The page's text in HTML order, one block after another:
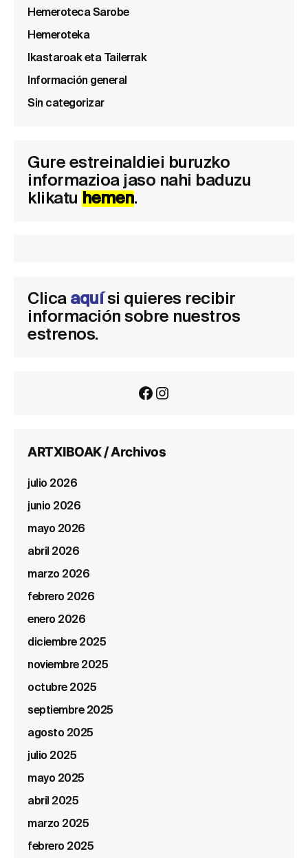
Hemeroteca Sarobe
Hemeroteka
Ikastaroak eta Tailerrak
Información general
Sin categorizar
Gure estreinaldiei buruzko
informazioa jaso nahi baduzu
klikatu hemen.
Clica aquísi quieres recibir
información sobre nuestros
estrenos.
Facebook
Instagram
ARTXIBOAK / Archivos
julio 2026
junio 2026
mayo 2026
abril 2026
marzo 2026
febrero 2026
enero 2026
diciembre 2025
noviembre 2025
octubre 2025
septiembre 2025
agosto 2025
julio 2025
mayo 2025
abril 2025
marzo 2025
febrero 2025